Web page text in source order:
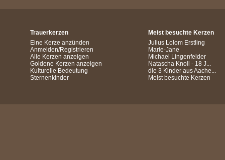
Trauerkerzen
Eine Kerze anzünden
Anmelden/Registrieren
Alle Kerzen anzeigen
Goldene Kerzen anzeigen
Kulturelle Bedeutung
Sternenkinder
Meist besuchte Kerzen
Julius Lolom Erstling
Marie-Jane
Michael Lingenfelder
Natascha Knoll - 18 J...
die 3 Kinder aus Aache...
Meist besuchte Kerzen